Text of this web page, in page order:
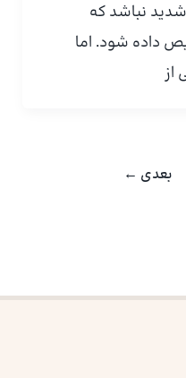
نباشد که
داده شود. اما
بعدی ←